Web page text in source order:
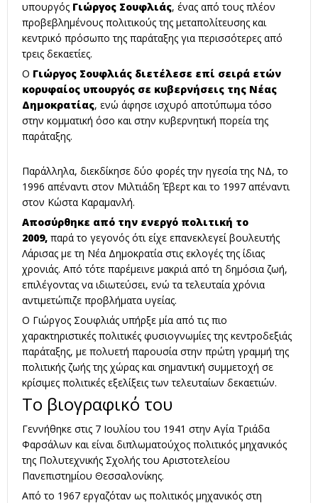
υπουργός Γιώργος Σουφλιάς, ένας από τους πλέον
προβεβλημένους πολιτικούς της μεταπολίτευσης και
κεντρικό πρόσωπο της παράταξης για περισσότερες από
τρεις δεκαετίες.
Ο Γιώργος Σουφλιάς διετέλεσε επί σειρά ετών
κορυφαίος υπουργός σε κυβερνήσεις της Νέας
Δημοκρατίας, ενώ άφησε ισχυρό αποτύπωμα τόσο
στην κομματική όσο και στην κυβερνητική πορεία της
παράταξης.
Παράλληλα, διεκδίκησε δύο φορές την ηγεσία της ΝΔ, το
1996 απέναντι στον Μιλτιάδη Έβερτ και το 1997 απέναντι
στον Κώστα Καραμανλή.
Αποσύρθηκε από την ενεργό πολιτική το
2009, παρά το γεγονός ότι είχε επανεκλεγεί βουλευτής
Λάρισας με τη Νέα Δημοκρατία στις εκλογές της ίδιας
χρονιάς. Από τότε παρέμεινε μακριά από τη δημόσια ζωή,
επιλέγοντας να ιδιωτεύσει, ενώ τα τελευταία χρόνια
αντιμετώπιζε προβλήματα υγείας.
Ο Γιώργος Σουφλιάς υπήρξε μία από τις πιο
χαρακτηριστικές πολιτικές φυσιογνωμίες της κεντροδεξιάς
παράταξης, με πολυετή παρουσία στην πρώτη γραμμή της
πολιτικής ζωής της χώρας και σημαντική συμμετοχή σε
κρίσιμες πολιτικές εξελίξεις των τελευταίων δεκαετιών.
Το βιογραφικό του
Γεννήθηκε στις 7 Ιουλίου του 1941 στην Αγία Τριάδα
Φαρσάλων και είναι διπλωματούχος πολιτικός μηχανικός
της Πολυτεχνικής Σχολής του Αριστοτελείου
Πανεπιστημίου Θεσσαλονίκης.
Από το 1967 εργαζόταν ως πολιτικός μηχανικός στη